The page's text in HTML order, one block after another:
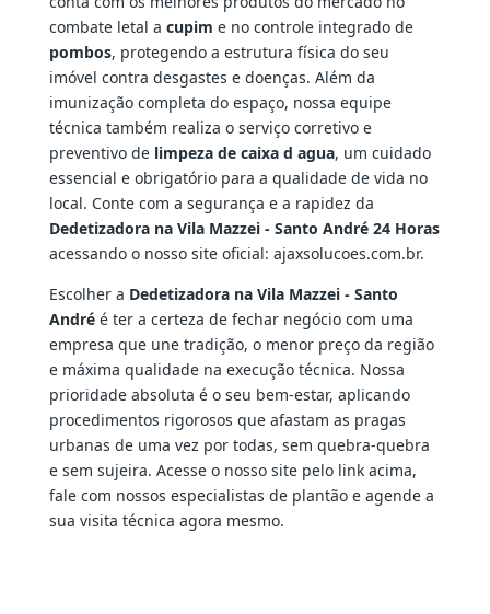
combate letal a cupim e no controle integrado de
pombos, protegendo a estrutura física do seu
imóvel contra desgastes e doenças. Além da
imunização completa do espaço, nossa equipe
técnica também realiza o serviço corretivo e
preventivo de limpeza de caixa d agua, um cuidado
essencial e obrigatório para a qualidade de vida no
local. Conte com a segurança e a rapidez da
Dedetizadora na Vila Mazzei - Santo André 24 Horas
acessando o nosso site oficial: ajaxsolucoes.com.br.
Escolher a Dedetizadora na Vila Mazzei - Santo
Andréé ter a certeza de fechar negócio com uma
empresa que une tradição, o menor preço da região
e máxima qualidade na execução técnica. Nossa
prioridade absoluta é o seu bem-estar, aplicando
procedimentos rigorosos que afastam as pragas
urbanas de uma vez por todas, sem quebra-quebra
e sem sujeira. Acesse o nosso site pelo link acima,
fale com nossos especialistas de plantão e agende a
sua visita técnica agora mesmo.